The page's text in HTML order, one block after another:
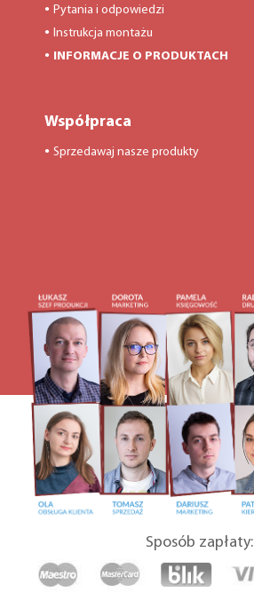
● Pytania i odpowiedzi
● Instrukcja montażu
● INFORMACJE O PRODUKTACH
Współpraca
● Sprzedawaj nasze produkty
Sposób zapłaty: